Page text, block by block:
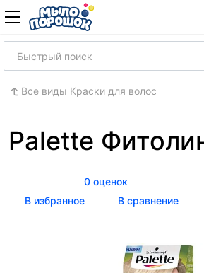
Все виды Краски для волос
Palette
0 оценок
В избранное
В сравнение